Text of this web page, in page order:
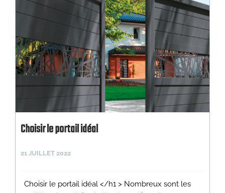
Choisir le portail idéal
21 JUILLET 2022
Choisir le portail idéal </h1 > Nombreux sont les